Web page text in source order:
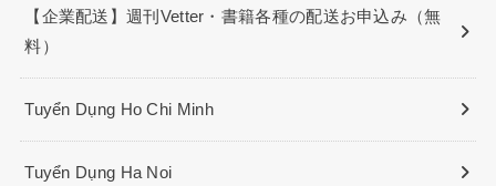
【企業配送】週刊Vetter・書籍各種の配送お申込み（無
料）
Tuyển Dụng Ho Chi Minh
Tuyển Dụng Ha Noi